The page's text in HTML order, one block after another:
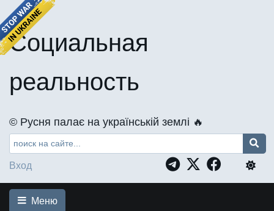
Социальная
реальность
©️ Русня палає на українській землі 🔥
Вход
Меню